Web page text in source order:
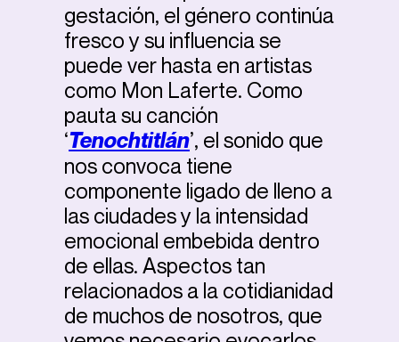
gestación, el género continúa
fresco y su influencia se
puede ver hasta en artistas
como Mon Laferte. Como
pauta su canción
‘Tenochtitlán’, el sonido que
nos convoca tiene
componente ligado de lleno a
las ciudades y la intensidad
emocional embebida dentro
de ellas. Aspectos tan
relacionados a la cotidianidad
de muchos de nosotros, que